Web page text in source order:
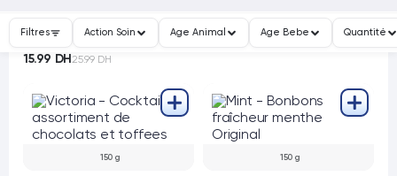
Filtres Action Soin Age Animal Age Bebe Quantité
Cream bonbons gélifiés fourrés
15.99 DH 25.99 DH
15.99 DH 25.99 DH
150 g 150 g